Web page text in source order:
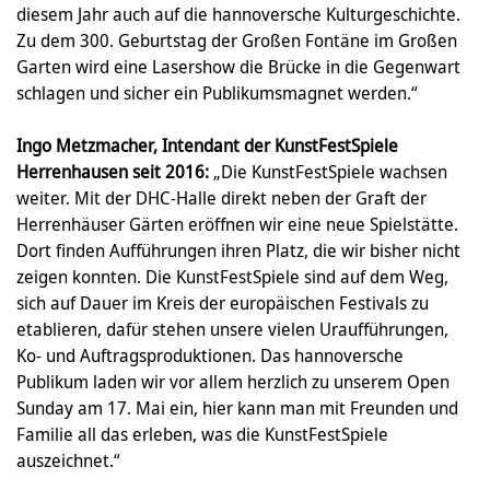
diesem Jahr auch auf die hannoversche Kulturgeschichte.
Zu dem 300. Geburtstag der Großen Fontäne im Großen
Garten wird eine Lasershow die Brücke in die Gegenwart
schlagen und sicher ein Publikumsmagnet werden.“
Ingo Metzmacher, Intendant der KunstFestSpiele
Herrenhausen seit 2016: „Die KunstFestSpiele wachsen
weiter. Mit der DHC-Halle direkt neben der Graft der
Herrenhäuser Gärten eröffnen wir eine neue Spielstätte.
Dort finden Aufführungen ihren Platz, die wir bisher nicht
zeigen konnten. Die KunstFestSpiele sind auf dem Weg,
sich auf Dauer im Kreis der europäischen Festivals zu
etablieren, dafür stehen unsere vielen Uraufführungen,
Ko- und Auftragsproduktionen. Das hannoversche
Publikum laden wir vor allem herzlich zu unserem Open
Sunday am 17. Mai ein, hier kann man mit Freunden und
Familie all das erleben, was die KunstFestSpiele
auszeichnet.“